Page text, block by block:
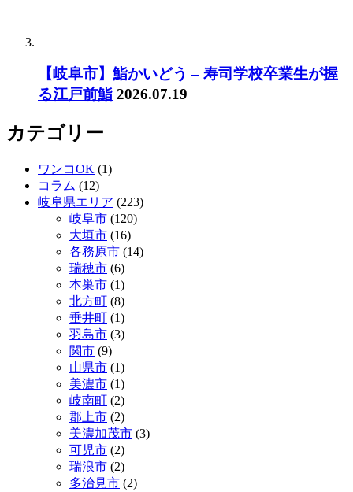
【岐阜市】鮨かいどう – 寿司学校卒業生が握
る江戸前鮨 2026.07.19
カテゴリー
ワンコOK (1)
コラム (12)
岐阜県エリア (223)
岐阜市 (120)
大垣市 (16)
各務原市 (14)
瑞穂市 (6)
本巣市 (1)
北方町 (8)
垂井町 (1)
羽島市 (3)
関市 (9)
山県市 (1)
美濃市 (1)
岐南町 (2)
郡上市 (2)
美濃加茂市 (3)
可児市 (2)
瑞浪市 (2)
多治見市 (2)